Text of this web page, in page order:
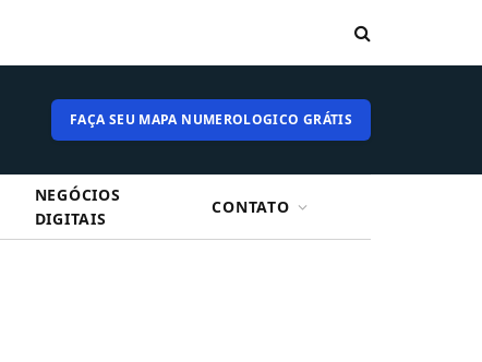
FAÇA SEU MAPA NUMEROLOGICO GRÁTIS
NEGÓCIOS
DIGITAIS
CONTATO